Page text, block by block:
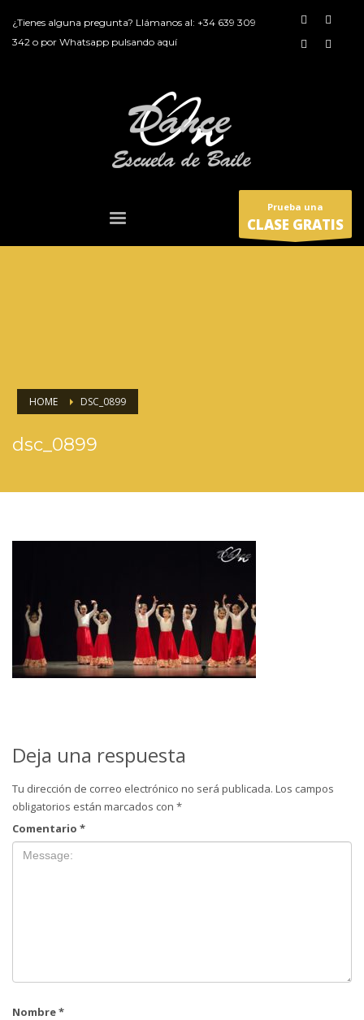
¿Tienes alguna pregunta? Llámanos al: +34 639 309
342 o por Whatsapp pulsando aquí
Prueba una
CLASE GRATIS
HOME DSC_0899
dsc_0899
Deja una respuesta
Tu dirección de correo electrónico no será publicada. Los campos
obligatorios están marcados con *
Comentario *
Nombre*